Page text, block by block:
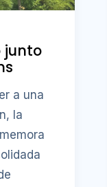
junto
a una
la